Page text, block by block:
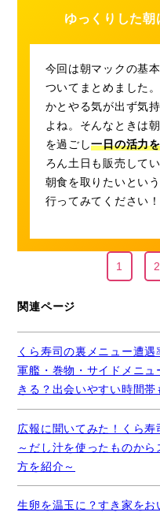
ゆっくりした朝
今回は朝マックの基
ついてまとめました
かとやる気が出ず気
よね。そんなときは
を過ごし一日の活力
ろん土日も販売して
朝食を取りたいとい
行ってみてください！
1 2
関連ページ
くら寿司の裏メニュー遭
軍艦・巻物・サイドメニ
きる？出会いやすい時間帯
広報に聞いてみた！くら
～だし汁を使ったものか
方を紹介～
生卵を温玉に？すき家を